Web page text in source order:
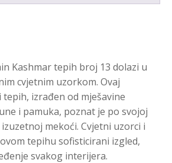
Kashmar tepih broj 13 dolazi u
cvjetnim uzorkom. Ovaj
izrađen od mješavine
i pamuka, poznat je po svojoj
mekoći. Cvjetni uzorci i
tepihu sofisticirani izgled,
svakog interijera.